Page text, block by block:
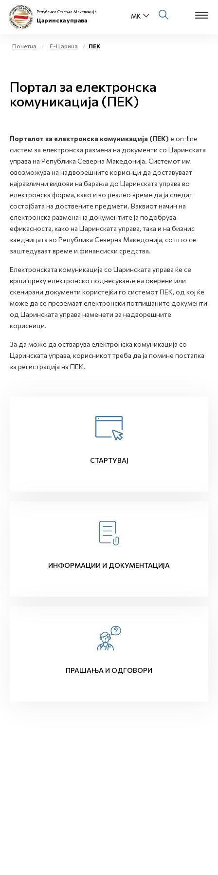
Физички лица
Open
Е-Царина
Контакт
Е-Весник
Република Северна Македонија
Царинска управа
Почетна Е-Царина ПЕК
Портал за електронска
комуникација (ПЕК)
Порталот за електронска комуникација (ПЕК) е on-line
систем за електронска размена на документи со Царинската
управа на Република Северна Македонија. Системот им
овозможува на надворешните кориснци да доставуваат
најразлични видови на барања до Царинската управа во
електронска форма, како и во реално време да ја следат
состојбата на доствените предмети. Ваквиот начин на
електронска размена на документите ја подобрува
ефикасноста, како на Царинската управа, така и на бизнис
заедницата во Република Северна Македонија, со што се
заштедуваат време и финансиски средства.
Електронската комуникација со Царинската управа ќе се
врши преку електронско поднесување на оверени или
скенирани документи користејќи го системот ПЕК, од кој ќе
може да се преземаат електронски потпишаните документи
од Царинската управа наменети за надворешните
корисници.
За да може да остварува електронска комуникација со
Царинската управа, корисникот треба да ја помине постапка
за регистрација на ПЕК.
СТАРТУВАЈ
ИНФОРМАЦИИ И ДОКУМЕНТАЦИЈА
ПРАШАЊА И ОДГОВОРИ